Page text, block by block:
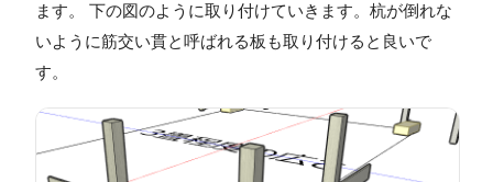
ます。 下の図のように取り付けていきます。杭が倒れな
いように筋交い貫と呼ばれる板も取り付けると良いで
す。